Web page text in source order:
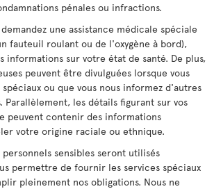
pénales ou infractions.
une assistance médicale spéciale
fauteuil roulant ou de l'oxygène à bord),
informations sur votre état de santé. De plus,
peuvent être divulguées lorsque vous
spéciaux ou que vous nous informez d'autres
Parallèlement, les détails figurant sur vos
peuvent contenir des informations
votre origine raciale ou ethnique.
sensibles seront utilisés
permettre de fournir les services spéciaux
pleinement nos obligations. Nous ne